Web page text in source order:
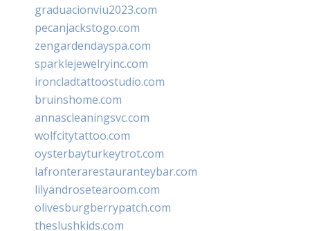
graduacionviu2023.com
pecanjackstogo.com
zengardendayspa.com
sparklejewelryinc.com
ironcladtattoostudio.com
bruinshome.com
annascleaningsvc.com
wolfcitytattoo.com
oysterbayturkeytrot.com
lafronterarestauranteybar.com
lilyandrosetearoom.com
olivesburgberrypatch.com
theslushkids.com